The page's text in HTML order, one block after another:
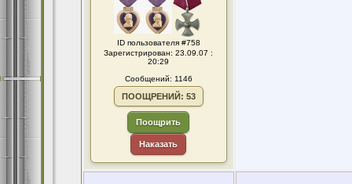
ID пользователя #758
Зарегистрирован: 23.09.07 :
20:29
Сообщений: 1146
ПООЩРЕНИЙ: 53
Поощрить
Наказать